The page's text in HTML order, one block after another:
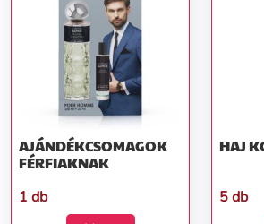
AJÁNDÉKCSOMAGOK
FÉRFIAKNAK
1 db
HAJ
5 db